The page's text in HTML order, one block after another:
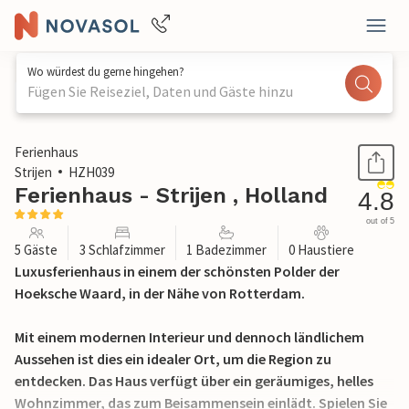
Wo würdest du gerne hingehen?
Fügen Sie Reiseziel, Daten und Gäste hinzu
1 / 19
Ferienhaus
Strijen
HZH039
Ferienhaus - Strijen , Holland 4.8
out of 5
5 Gäste 3 Schlafzimmer 1 Badezimmer 0 Haustiere
Luxusferienhaus in einem der schönsten Polder der
Hoeksche Waard, in der Nähe von Rotterdam.
Mit einem modernen Interieur und dennoch ländlichem
Aussehen ist dies ein idealer Ort, um die Region zu
entdecken. Das Haus verfügt über ein geräumiges, helles
Wohnzimmer, das zum Beisammensein einlädt. Spielen Sie